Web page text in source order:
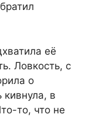
её
Ловкость, с
о
в
то, что не